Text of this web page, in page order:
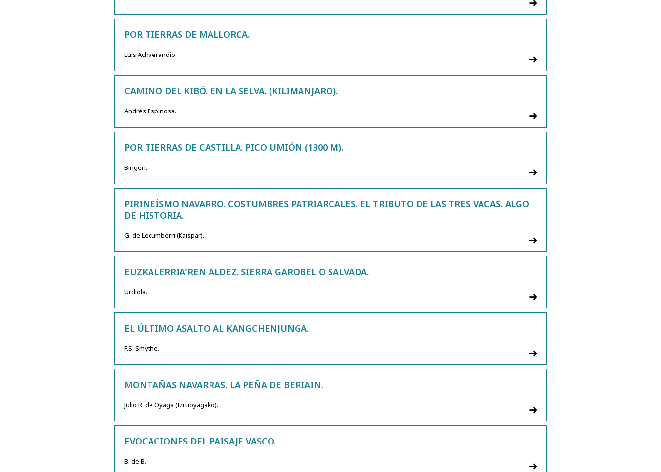
POR TIERRAS DE MALLORCA.
Luis Achaerandio.
CAMINO DEL KIBÓ. EN LA SELVA. (KILIMANJARO).
Andrés Espinosa.
POR TIERRAS DE CASTILLA. PICO UMIÓN (1300 M).
Bingen.
PIRINEÍSMO NAVARRO. COSTUMBRES PATRIARCALES. EL TRIBUTO DE LAS TRES VACAS. ALGO
DE HISTORIA.
G. de Lecumberri (Kaispar).
EUZKALERRIA'REN ALDEZ. SIERRA GAROBEL O SALVADA.
Urdiola.
EL ÚLTIMO ASALTO AL KANGCHENJUNGA.
F.S. Smythe.
MONTAÑAS NAVARRAS. LA PEÑA DE BERIAIN.
Julio R. de Oyaga (Izruoyagako).
EVOCACIONES DEL PAISAJE VASCO.
B. de B.